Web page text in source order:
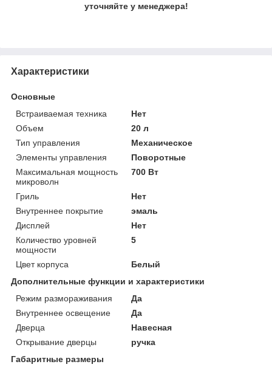
уточняйте у менеджера!
Характеристики
Основные
Встраиваемая техника
Нет
Объем
20 л
Тип управления
Механическое
Элементы управления
Поворотные
Максимальная мощность
микроволн
700 Вт
Гриль
Нет
Внутреннее покрытие
эмаль
Дисплей
Нет
Количество уровней
мощности
5
Цвет корпуса
Белый
Дополнительные функции и характеристики
Режим размораживания
Да
Внутреннее освещение
Да
Дверца
Навесная
Открывание дверцы
ручка
Габаритные размеры